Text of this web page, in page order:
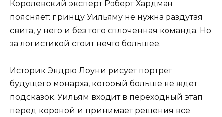
Королевский эксперт Роберт Хардман
поясняет: принцу Уильяму не нужна раздутая
свита, у него и без того сплоченная команда. Но
за логистикой стоит нечто большее.
Историк Эндрю Лоуни рисует портрет
будущего монарха, который больше не ждет
подсказок. Уильям входит в переходный этап
перед короной и принимает решения все